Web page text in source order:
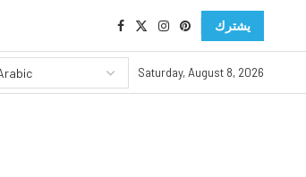
يشترك
Saturday, August 8, 2026